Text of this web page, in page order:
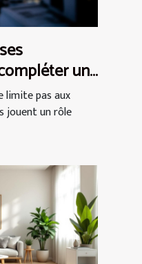
un
limite pas aux
jouent un rôle